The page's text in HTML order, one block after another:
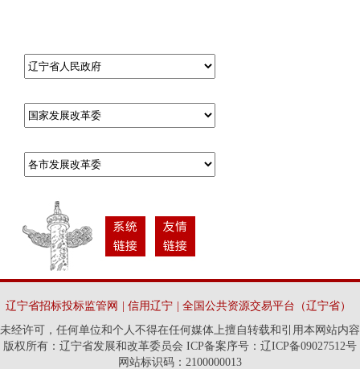
辽宁省招标投标监管网 信用辽宁
全国公共资源交易平台（辽宁省）
未经许可，任何单位和个人不得在任何媒体上擅自转载和引用本网站内容
版权所有：辽宁省发展和改革委员会 ICP备案序号：辽ICP备09027512号
网站标识码：2100000013